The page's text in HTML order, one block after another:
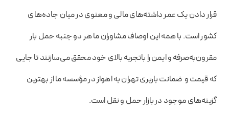
قرار دادن یک عمر داشته‌های مالی و معنوی در میان جاده‌های
کشور است. با همه این اوصاف مشاوران ما هر دو جنبه حمل بار
مقرون‌به‌صرفه و ایمن را باتجربه بالای خود محقق می‌سازنند تا جایی‌
که قیمت و ضمانت باربری تهران به اهواز در مؤسسه ما از بهترین
گزینه‌های موجود در بازار حمل و نقل است.